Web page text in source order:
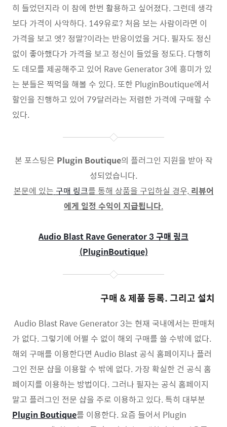
히 들었던지라 이 참에 한번 활용하고 싶어졌다. 그런데 생각
보다 가격이 사악하다. 149유로? 처음 보는 사람이라면 이
가격을 보고 엣? 정말?이라는 반응이었을 거다. 필자도 정신
없이 좋아했다가 가격을 보고 정신이 들었을 정도다. 다행히
도 데모를 제공해주고 있어 Rave Generator 3에 흥미가 있
는 분들은 찍먹을 해볼 수 있다. 또한 PluginBoutique에서
할인을 진행하고 있어 79달러라는 저렴한 가격에 구매할 수
있다.
본 포스팅은 Plugin Boutique의 플러그인 지원을 받아 작
성되었습니다.
본문에 있는 구매 링크를 통해 상품을 구입하실 경우, 리뷰어
에게 일정 수익이 지급됩니다.
Audio Blast Rave Generator 3 구매 링크
(PluginBoutique)
구매 & 제품 등록. 그리고 설치
Audio Blast Rave Generator 3는 현재 국내에서는 판매처
가 없다. 그렇기에 어쩔 수 없이 해외 구매를 쓸 수밖에 없다.
해외 구매를 이용한다면 Audio Blast 공식 홈페이지나 플러
그인 전문 샵을 이용할 수 밖에 없다. 가장 확실한 건 공식 홈
페이지를 이용하는 방법이다. 그러나 필자는 공식 홈페이지
말고 플러그인 전문 샵을 주로 이용하고 있다. 특히 대부분
Plugin Boutique를 이용한다. 요즘 들어서 Plugin